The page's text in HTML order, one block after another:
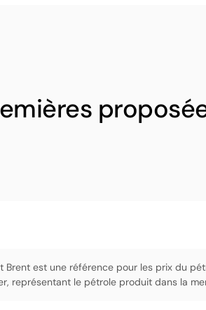
Brent est une référence pour les prix du
représentant le pétrole produit dans la